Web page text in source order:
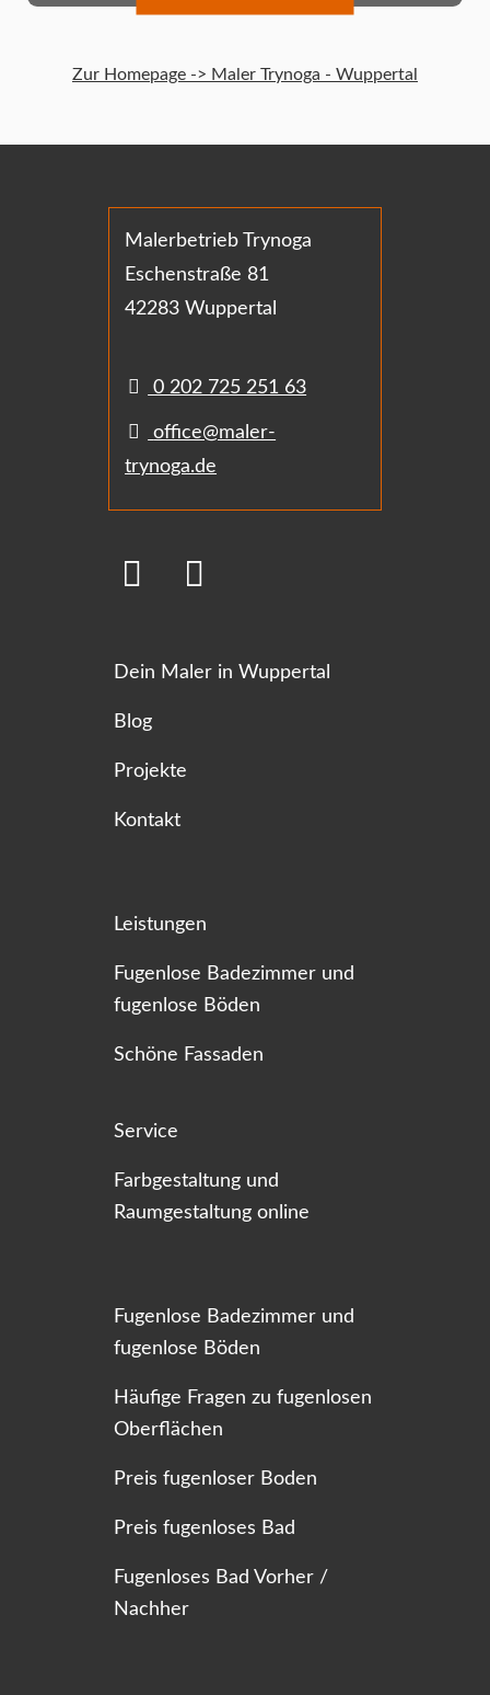
Zur Homepage -> Maler Trynoga - Wuppertal
Malerbetrieb Trynoga
Eschenstraße 81
42283 Wuppertal
0 202 725 251 63
office@maler-
trynoga.de
Dein Maler in Wuppertal
Blog
Projekte
Kontakt
Leistungen
Fugenlose Badezimmer und
fugenlose Böden
Schöne Fassaden
Service
Farbgestaltung und
Raumgestaltung online
Fugenlose Badezimmer und
fugenlose Böden
Häufige Fragen zu fugenlosen
Oberflächen
Preis fugenloser Boden
Preis fugenloses Bad
Fugenloses Bad Vorher /
Nachher